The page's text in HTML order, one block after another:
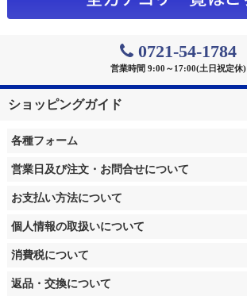
0721-54-1784
営業時間 9:00～17:00(土日祝定休)
ショッピングガイド
各種フォーム
営業日及び注文・お問合せについて
お支払い方法について
個人情報の取扱いについて
消費税について
返品・交換について